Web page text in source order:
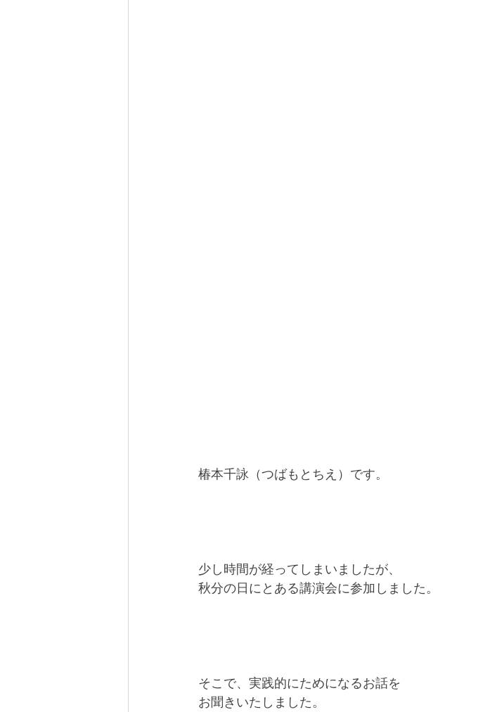
椿本千詠（つばもとちえ）です。
少し時間が経ってしまいましたが、
秋分の日にとある講演会に参加しました。
そこで、実践的にためになるお話を
お聞きいたしました。